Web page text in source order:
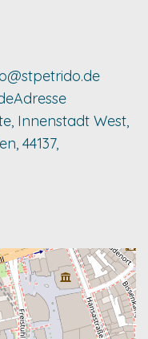
Adresse
Innenstadt West,
44137,